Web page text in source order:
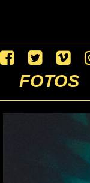
FOTOS